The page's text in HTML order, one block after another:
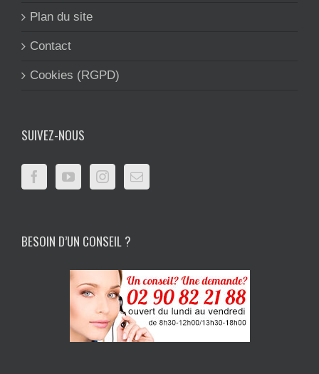
Plan du site
Contact
Cookies (RGPD)
SUIVEZ-NOUS
BESOIN D’UN CONSEIL ?